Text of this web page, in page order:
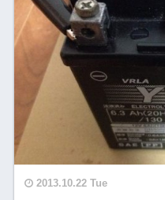
2013.10.22 Tue